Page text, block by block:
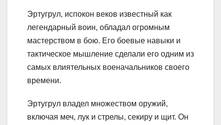
Эртугрул, испокон веков известный как
легендарный воин, обладал огромным
мастерством в бою. Его боевые навыки и
тактическое мышление сделали его одним из
самых влиятельных военачальников своего
времени.
Эртугрул владел множеством оружий,
включая меч, лук и стрелы, секиру и щит. Он